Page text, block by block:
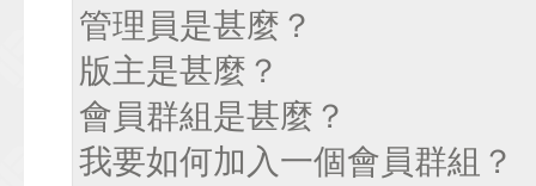
管理員是甚麼？
版主是甚麼？
會員群組是甚麼？
我要如何加入一個會員群組？